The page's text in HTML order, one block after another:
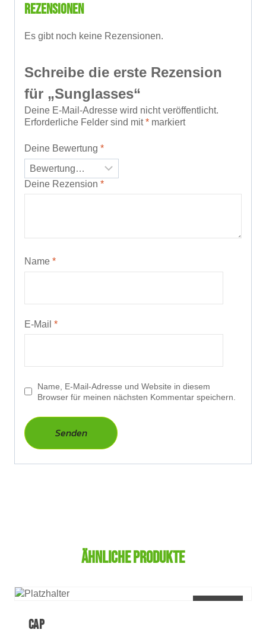
Rezensionen
Es gibt noch keine Rezensionen.
Schreibe die erste Rezension
für „Sunglasses“
Deine E-Mail-Adresse wird nicht veröffentlicht.
Erforderliche Felder sind mit* markiert
Deine Bewertung *
Deine Rezension *
Name *
E-Mail *
Name, E-Mail-Adresse und Website in diesem
Browser für meinen nächsten Kommentar speichern.
Ähnliche Produkte
Cap